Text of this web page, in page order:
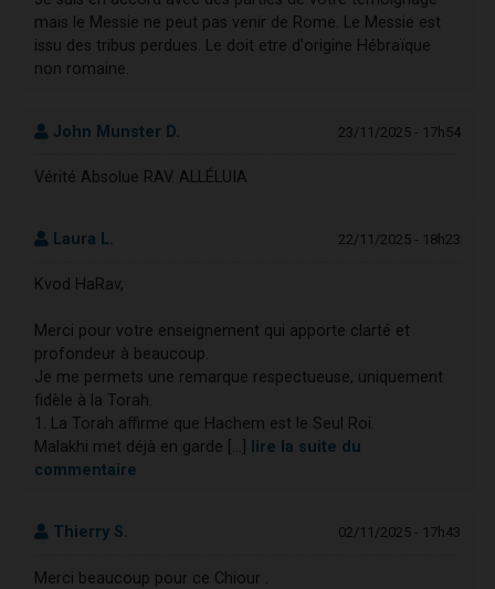
mais le Messie ne peut pas venir de Rome. Le Messie est
issu des tribus perdues. Le doit etre d'origine Hébraïque
non romaine.
John Munster D. 23/11/2025 - 17h54
Vérité Absolue RAV. ALLÉLUIA
Laura L. 22/11/2025 - 18h23
Kvod HaRav,
Merci pour votre enseignement qui apporte clarté et
profondeur à beaucoup.
Je me permets une remarque respectueuse, uniquement
fidèle à la Torah.
1. La Torah affirme que Hachem est le Seul Roi.
Malakhi met déjà en garde [...]
lire la suite du
commentaire
Thierry S. 02/11/2025 - 17h43
Merci beaucoup pour ce Chiour .